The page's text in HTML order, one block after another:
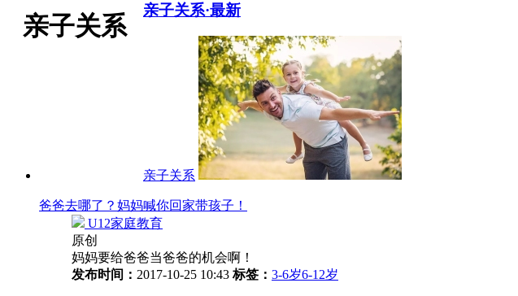
亲子关系
亲子关系·最新
亲子关系
爸爸去哪了？妈妈喊你回家带孩子！
U12家庭教育
原创
妈妈要给爸爸当爸爸的机会啊！
发布时间： 2017-10-25 10:43 标签： 3-6岁6-12岁